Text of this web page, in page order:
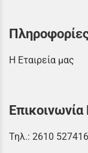
Η Εταιρεία μας
Τηλ.: 2610 527416